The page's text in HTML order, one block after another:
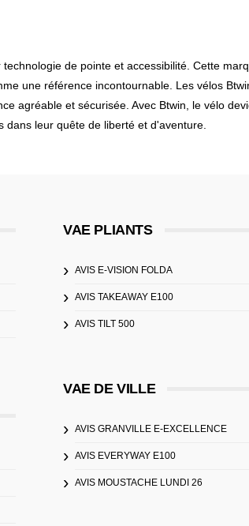
de pointe et accessibilité. Cette
une référence incontournable. Les vélos
agréable et sécurisée. Avec Btwin, le vélo
leur quête de liberté et d'aventure.
VAE PLIANTS
AVIS E-VISION FOLDA
AVIS TAKEAWAY E100
AVIS TILT 500
VAE DE VILLE
AVIS GRANVILLE E-EXCELLENCE
AVIS EVERYWAY E100
AVIS MOUSTACHE LUNDI 26